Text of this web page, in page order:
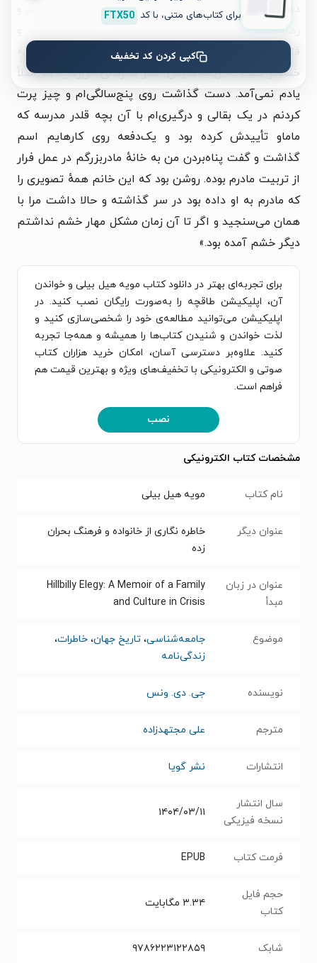
دهان باز کرد به پرسیدن از اینکه چرا سر مادرم داد زده‌ام و
رهایش کرده‌ام و چرا حواسم نیست که او مادرم است و
قانون هم می‌گوید باید با او زندگی کنم. بعد از «فوران»
خشمم گفت که ریشه‌هایش انگار به زمانی می‌رسید که اصلاً
یادم نمی‌آمد. دست گذاشت روی پنج‌سالگی‌ام و چیز پرت
کردنم در یک بقالی و درگیری‌ام با آن بچه قلدر مدرسه که
ماماو تأییدش کرده بود و یک‌دفعه روی کارهایم اسم
گذاشت و گفت پناه‌بردن من به خانهٔ مادربزرگم در عمل فرار
از تربیت مادرم بوده. روشن بود که این خانم همهٔ تصویری را
که مادرم به او داده بود در سر گذاشته و حالا داشت مرا با
همان می‌سنجید و اگر تا آن زمان مشکل مهار خشم نداشتم
دیگر خشم آمده بود.»
برای تجربه‌ای بهتر در دانلود کتاب مویه هیل بیلی و خواندن
آن، اپلیکیشن طاقچه را به‌صورت رایگان نصب کنید. در
اپلیکیشن می‌توانید مطالعه‌ی خود را شخصی‌سازی کنید و
لذت خواندن و شنیدن کتاب‌ها را همیشه و همه‌جا تجربه
کنید. علاوه‌بر دسترسی آسان، امکان خرید هزاران کتاب
صوتی و الکترونیکی با تخفیف‌های ویژه و بهترین قیمت هم
فراهم است.
نصب
مشخصات کتاب الکترونیکی
نام کتاب مویه هیل بیلی
عنوان دیگر
خاطره نگاری از خانواده و فرهنگ بحران
زده
عنوان در زبان
مبدأ
Hillbilly Elegy: A Memoir of a Family
and Culture in Crisis
موضوع جامعه‌شناسی، تاریخ جهان، خاطرات،
زندگی‌نامه
نویسنده جی. دی. ونس
مترجم علی مجتهدزاده
انتشارات نشر گویا
سال انتشار
نسخه فیزیکی
۱۴۰۴/۰۳/۱۱
فرمت کتاب EPUB
حجم فایل
کتاب
۳.۳۴ مگابایت
شابک ۹۷۸۶۲۲۳۱۲۲۸۵۹
برای کتاب‌های متنی، با کد FTX50
کپی کردن کد تخفیف